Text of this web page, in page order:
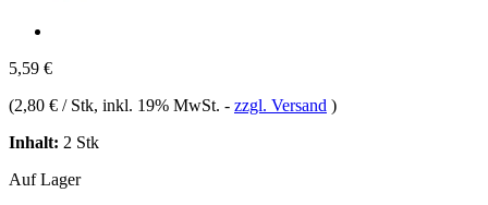
5,59 €
(2,80 € / Stk, inkl. 19% MwSt. - zzgl. Versand )
Inhalt: 2 Stk
Auf Lager